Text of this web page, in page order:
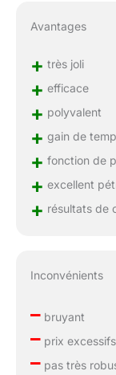
Avantages
+ très joli
+ efficace
+ polyvalent
+ gain de
+ fonction de
+ excellent
+ résultats de
Inconvénients
–bruyant
–prix excessifs
–pas très